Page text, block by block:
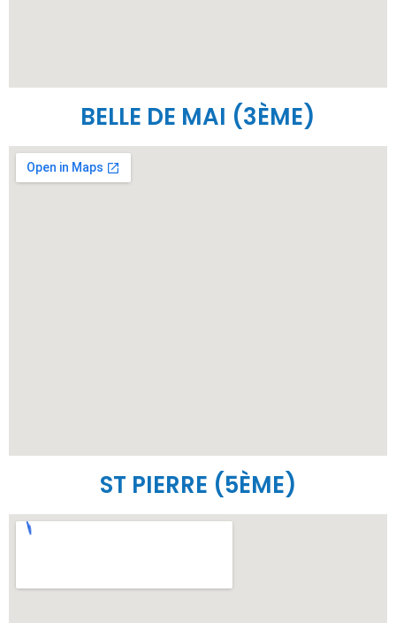
BELLE DE MAI (3ÈME)
ST PIERRE (5ÈME)